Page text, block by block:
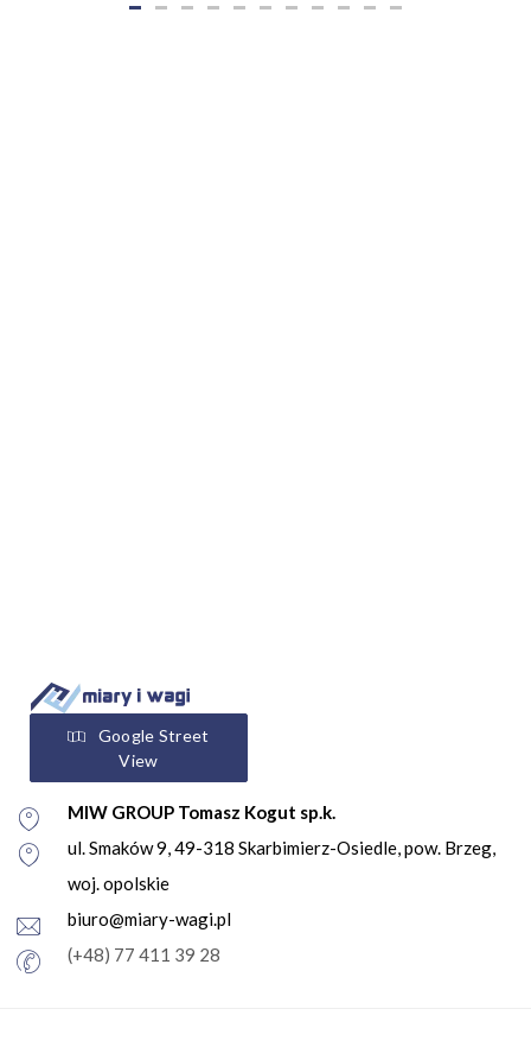
Google Street
View
MIW GROUP Tomasz Kogut sp.k.
ul. Smaków 9, 49-318 Skarbimierz-Osiedle, pow. Brzeg,
woj. opolskie
biuro@miary-wagi.pl
(+48) 77 411 39 28